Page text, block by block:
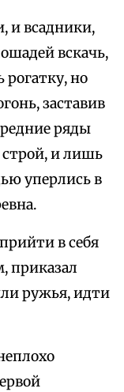
и всадники,
вскачь,
рогатку, но
заставив
ряды
строй, и лишь
уперлись в
в себя
приказал
ружья, идти